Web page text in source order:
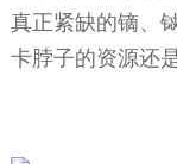
真正紧缺的镝、
卡脖子的资源还